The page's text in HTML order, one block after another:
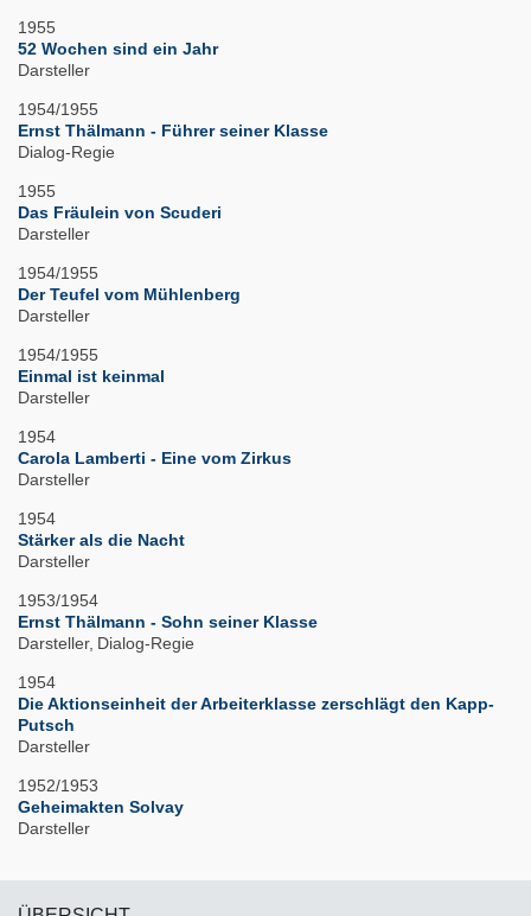
1955
52 Wochen sind ein Jahr
Darsteller
1954/1955
Ernst Thälmann - Führer seiner Klasse
Dialog-Regie
1955
Das Fräulein von Scuderi
Darsteller
1954/1955
Der Teufel vom Mühlenberg
Darsteller
1954/1955
Einmal ist keinmal
Darsteller
1954
Carola Lamberti - Eine vom Zirkus
Darsteller
1954
Stärker als die Nacht
Darsteller
1953/1954
Ernst Thälmann - Sohn seiner Klasse
Darsteller Dialog-Regie
1954
Die Aktionseinheit der Arbeiterklasse zerschlägt den Kapp-
Putsch
Darsteller
1952/1953
Geheimakten Solvay
Darsteller